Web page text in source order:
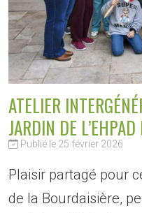
ATELIER
JARDIN DE
Publié le 25 février 2026
Plaisir partagé pour
de la Bourdaisière,